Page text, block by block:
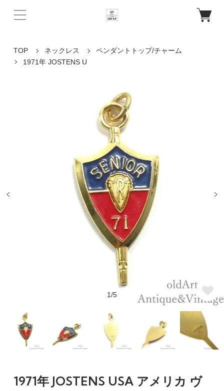
TOP ネックレス
ペンダントトップ/チャーム
1971年 JOSTENS U
1/5
1971年 JOSTENS USA アメリカ ヴ